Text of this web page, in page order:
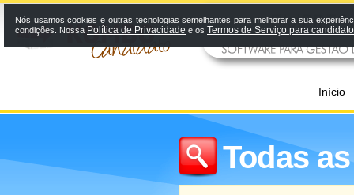
Início
Todas
Nós usamos cookies e outras tecnologias semelhantes para melhorar a sua
condições. Nossa Política de Privacidade e os Termos de Serviço para